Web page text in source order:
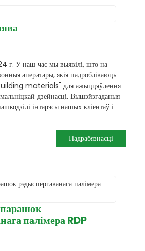
г. У наш час мы выявілі, што на
аператары, якія падробліваюць
materials" для ажыццяўлення
дзейнасці. Вышэйзгаданыя
інтарэсы нашых кліентаў і
Падрабязнасці
палімера RDP